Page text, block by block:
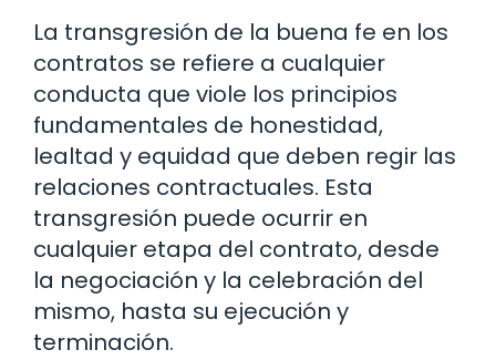
La transgresión de la buena fe en los
contratos se refiere a cualquier
conducta que viole los principios
fundamentales de honestidad,
lealtad y equidad que deben regir las
relaciones contractuales. Esta
transgresión puede ocurrir en
cualquier etapa del contrato, desde
la negociación y la celebración del
mismo, hasta su ejecución y
terminación.